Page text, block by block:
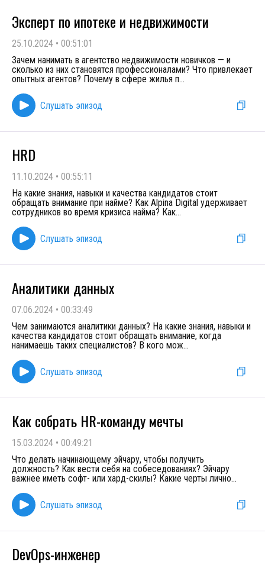
Эксперт по ипотеке и недвижимости
25.10.2024 • 00:51:01
Зачем нанимать в агентство недвижимости новичков — и
сколько из них становятся профессионалами? Что привлекает
опытных агентов? Почему в сфере жилья п...
Слушать эпизод
HRD
11.10.2024 • 00:55:11
На какие знания, навыки и качества кандидатов стоит
обращать внимание при найме? Как Alpina Digital удерживает
сотрудников во время кризиса найма? Как...
Слушать эпизод
Аналитики данных
07.06.2024 • 00:33:49
Чем занимаются аналитики данных? На какие знания, навыки и
качества кандидатов стоит обращать внимание, когда
нанимаешь таких специалистов? В кого мож...
Слушать эпизод
Как собрать HR-команду мечты
15.03.2024 • 00:49:21
Что делать начинающему эйчару, чтобы получить
должность? Как вести себя на собеседованиях? Эйчару
важнее иметь софт- или хард-скилы? Какие черты лично...
Слушать эпизод
DevOps-инженер